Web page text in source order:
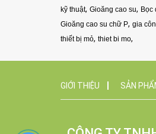
kỹ thuật, Gioăng cao su, Bọc
Gioăng cao su chữ P, gia
thiết bị mỏ, thiet bi mo,
GIỚI THIỆU SẢN